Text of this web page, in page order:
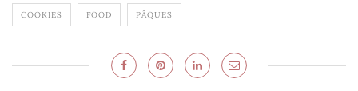
COOKIES FOOD PÂQUES